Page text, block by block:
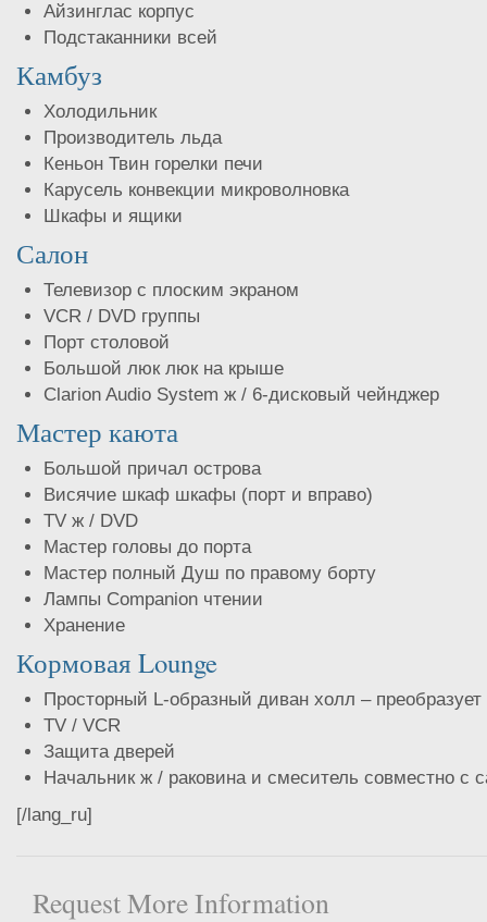
Айзинглас корпус
Подстаканники всей
Камбуз
Холодильник
Производитель льда
Кеньон Твин горелки печи
Карусель конвекции микроволновка
Шкафы и ящики
Салон
Телевизор с плоским экраном
VCR / DVD группы
Порт столовой
Большой люк люк на крыше
Clarion Audio System ж / 6-дисковый чейнджер
Мастер каюта
Большой причал острова
Висячие шкаф шкафы (порт и вправо)
TV ж / DVD
Мастер головы до порта
Мастер полный Душ по правому борту
Лампы Companion чтении
Хранение
Кормовая Lounge
Просторный L-образный диван холл – преобразует
TV / VCR
Защита дверей
Начальник ж / раковина и смеситель совместно с
[/lang_ru]
Request More Information